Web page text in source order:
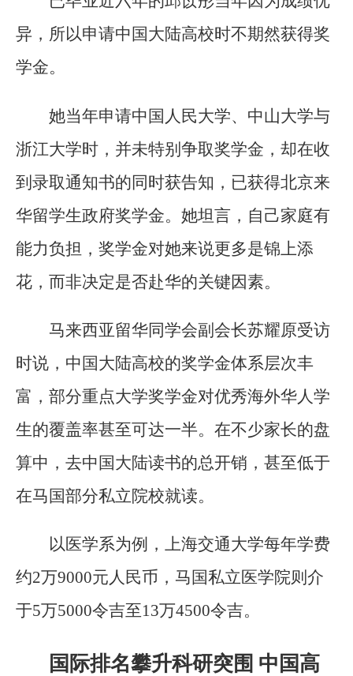
异，所以申请中国大陆高校时不期然获得奖
学金。
她当年申请中国人民大学、中山大学与
浙江大学时，并未特别争取奖学金，却在收
到录取通知书的同时获告知，已获得北京来
华留学生政府奖学金。她坦言，自己家庭有
能力负担，奖学金对她来说更多是锦上添
花，而非决定是否赴华的关键因素。
马来西亚留华同学会副会长苏耀原受访
时说，中国大陆高校的奖学金体系层次丰
富，部分重点大学奖学金对优秀海外华人学
生的覆盖率甚至可达一半。在不少家长的盘
算中，去中国大陆读书的总开销，甚至低于
在马国部分私立院校就读。
以医学系为例，上海交通大学每年学费
约2万9000元人民币，马国私立医学院则介
于5万5000令吉至13万4500令吉。
国际排名攀升科研突围 中国高